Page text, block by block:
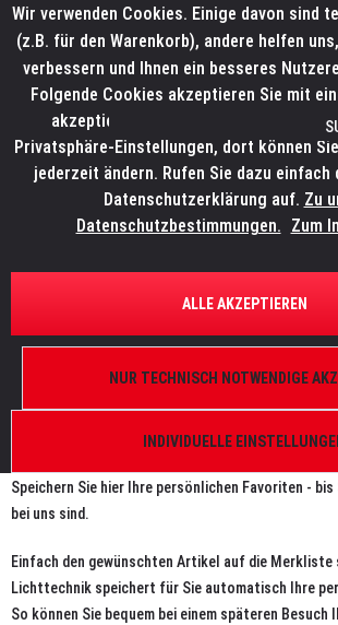
Ordnungsgemäß.
Bitte stelle sicher, dass die Cookies
Speichern Sie hier Ihre persönlichen Favoriten - bis
bei uns sind.
Einfach den gewünschten Artikel auf die Merkliste
Lichttechnik speichert für Sie automatisch Ihre
So können Sie bequem bei einem späteren Besuch
Wir verwenden Cookies. Einige davon sind
(z.B. für den Warenkorb), andere helfen
verbessern und Ihnen ein besseres
Folgende Cookies akzeptieren Sie mit
akzeptieren. Weitere Informationen
Privatsphäre-Einstellungen, dort können
jederzeit ändern. Rufen Sie dazu einfach
Datenschutzerklärung auf. Zu
Datenschutzbestimmungen. Zum
INDIVIDUELLE
NUR TECHNISCH NOTWENDIGE
ALLE AKZEPTIEREN